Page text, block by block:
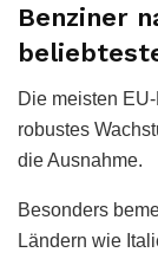
Benziner
Die meisten
robustes
die Ausnahme.
Besonders
Ländern wie